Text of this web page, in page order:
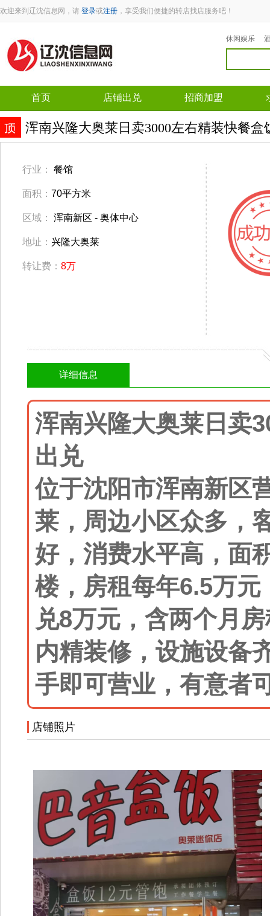
欢迎来到辽沈信息网，请 登录或注册 ，享受我们便捷的转店找店服务吧！
休闲娱乐
首页 店铺出兑 招商加盟
浑南兴隆大奥莱日卖3000左右精装快餐盒
行业： 餐馆
面积： 70平方米
区域： 浑南新区 - 奥体中心
地址： 兴隆大奥莱
转让费： 8万
详细信息
浑南兴隆大奥莱日卖
出兑
位于沈阳市浑南新区
莱，周边小区众多，
好，消费水平高，面
楼，房租每年6.5万
兑8万元，含两个月
内精装修，设施设备
手即可营业，有意者
店铺照片